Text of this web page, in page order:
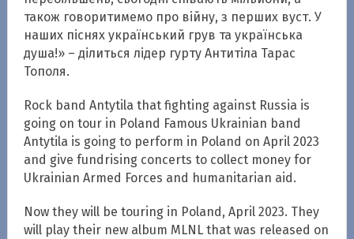
також говоритимемо про війну, з перших вуст. У
наших піснях український грув та українська
душа!» – ділиться лідер гурту Антитіла Тарас
Тополя.
Rock band Antytila that fighting against Russia is
going on tour in Poland Famous Ukrainian band
Antytila is going to perform in Poland on April 2023
and give fundrising concerts to collect money for
Ukrainian Armed Forces and humanitarian aid.
Now they will be touring in Poland, April 2023. They
will play their new album MLNL that was released on